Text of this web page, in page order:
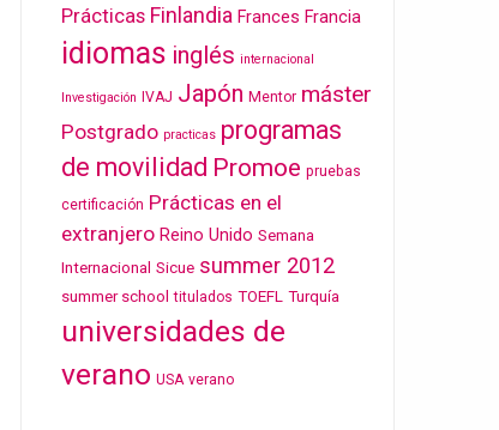
Prácticas Finlandia Frances Francia
idiomas inglés internacional
Investigación IVAJ Japón Mentor máster
Postgrado practicas programas
de movilidad Promoe pruebas
certificación Prácticas en el
extranjero Reino Unido Semana
Internacional Sicue summer 2012
summer school titulados TOEFL Turquía
universidades de
verano USA verano